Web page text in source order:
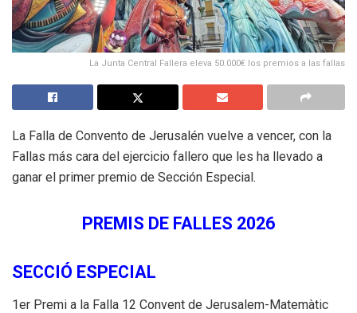
La Junta Central Fallera eleva 50.000€ los premios a las fallas
La Falla de Convento de Jerusalén vuelve a vencer, con la
Fallas más cara del ejercicio fallero que les ha llevado a
ganar el primer premio de Sección Especial.
PREMIS DE FALLES 2026
SECCIÓ ESPECIAL
1er Premi a la Falla 12 Convent de Jerusalem-Matemàtic